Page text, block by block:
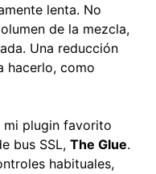
lenta. No
de la mezcla,
Una reducción
hacerlo, como
mi plugin favorito
bus SSL,The Glue.
habituales,